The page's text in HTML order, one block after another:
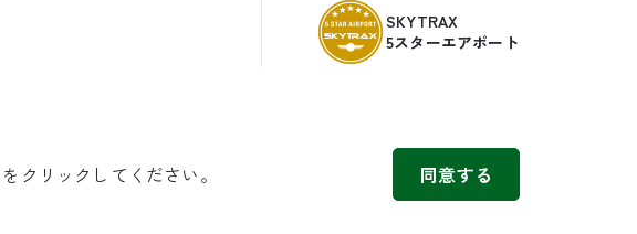
SKYTRAX
5スターエアポート
クリックしてください。
同意する